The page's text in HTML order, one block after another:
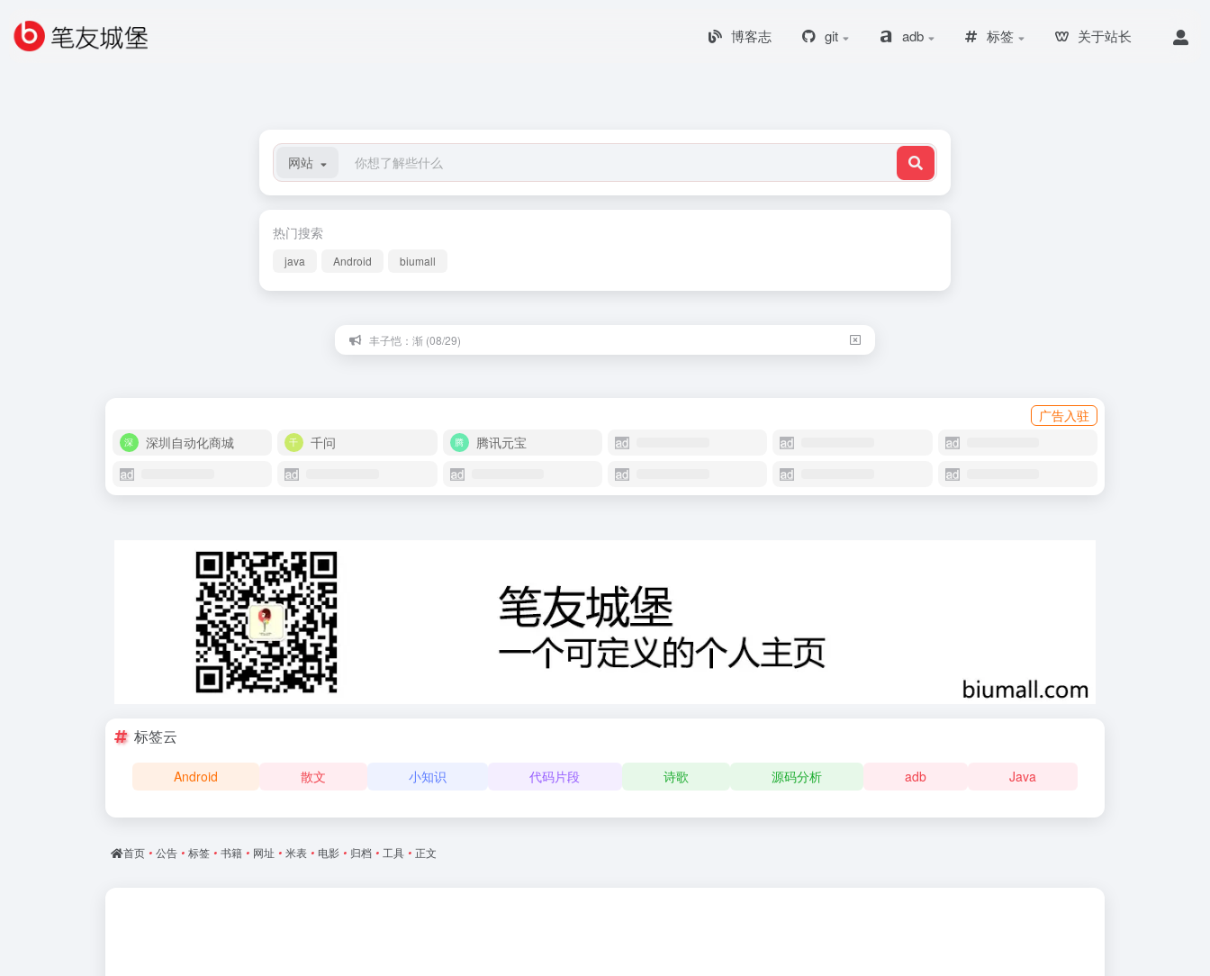
博客志 git adb 标签 关于站长
网站
热门搜索
java Android biumall
丰子恺：渐 (08/29)
广告入驻
深圳自动化商城
千问 腾讯元宝
标签云
Android 散文 小知识 代码片段 诗歌 源码分析 adb Java
首页 • 公告 • 标签 • 书籍 • 网址 • 米表 • 电影 • 归档 • 工具 • 正文